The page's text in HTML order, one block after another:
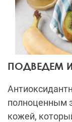
ПОДВЕДЕМ
полноценным
кожей,